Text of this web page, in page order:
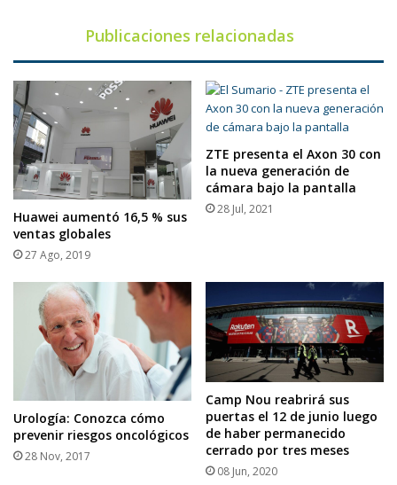
Publicaciones relacionadas
Huawei aumentó 16,5 % sus
ventas globales
27 Ago, 2019
ZTE presenta el Axon 30 con
la nueva generación de
cámara bajo la pantalla
28 Jul, 2021
Urología: Conozca cómo
prevenir riesgos oncológicos
28 Nov, 2017
Camp Nou reabrirá sus
puertas el 12 de junio luego
de haber permanecido
cerrado por tres meses
08 Jun, 2020